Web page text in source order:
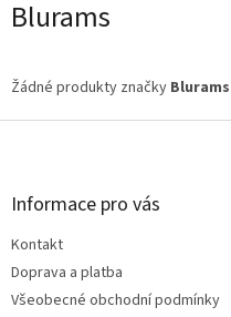
Blurams
Žádné produkty značky Blurams
Z
Informace pro vás
Kontakt
Doprava a platba
Všeobecné obchodní podmínky